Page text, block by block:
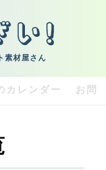
素材屋さん
カレンダー お問